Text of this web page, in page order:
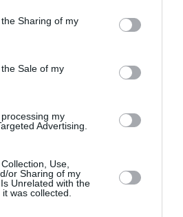
Sharing of my
Sale of my
my
Advertising.
Use,
or Sharing of my
Unrelated with the
was collected.
ειδήσεις
mail σας τα τελευταία νέα για